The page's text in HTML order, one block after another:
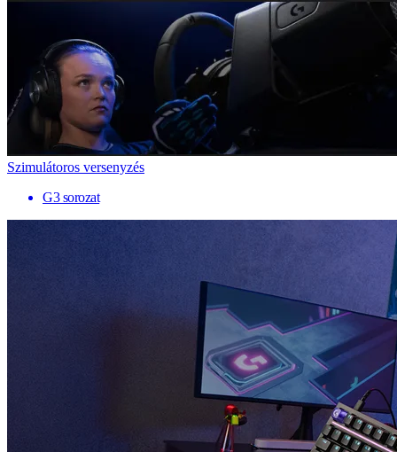
Szimulátoros versenyzés
G3 sorozat